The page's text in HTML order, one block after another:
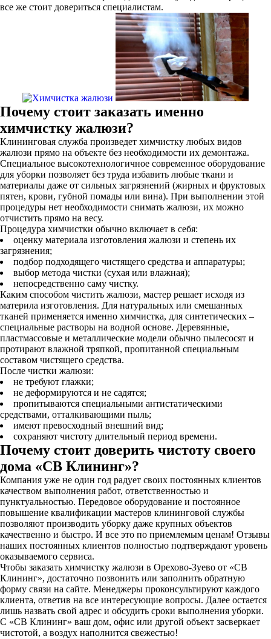
все же стоит довериться специалистам.
Почему стоит заказать именно
химчистку жалюзи?
Клининговая служба произведет химчистку любых видов
жалюзи прямо на объекте без необходимости их демонтажа.
Специальное высокотехнологичное современное оборудование
для уборки позволяет без труда избавить любые ткани и
материалы даже от сильных загрязнений (жирных и фруктовых
пятен, крови, губной помады или вина). При выполнении этой
процедуры нет необходимости снимать жалюзи, их можно
отчистить прямо на весу.
Процедура химчистки обычно включает в себя:
оценку материала изготовления жалюзи и степень их
загрязнения;
подбор подходящего чистящего средства и аппаратуры;
выбор метода чистки (сухая или влажная);
непосредственно саму чистку.
Каким способом чистить жалюзи, мастер решает исходя из
материла изготовления. Для натуральных или смешанных
тканей применяется именно химчистка, для синтетических –
специальные растворы на водной основе. Деревянные,
пластмассовые и металлические модели обычно пылесосят и
протирают влажной тряпкой, пропитанной специальным
составом чистящего средства.
После чистки жалюзи:
не требуют глажки;
не деформируются и не садятся;
пропитываются специальными антистатическими
средствами, отталкивающими пыль;
имеют превосходный внешний вид;
сохраняют чистоту длительный период времени.
Почему стоит доверить чистоту своего
дома «СВ Клининг»?
Компания уже не один год радует своих постоянных клиентов
качеством выполнения работ, ответственностью и
пунктуальностью. Передовое оборудование и постоянное
повышение квалификации мастеров клининговой службы
позволяют производить уборку даже крупных объектов
качественно и быстро. И все это по приемлемым ценам! Отзывы
наших постоянных клиентов полностью подтверждают уровень
оказываемого сервиса.
Чтобы заказать химчистку жалюзи в Орехово-Зуево от «СВ
Клининг», достаточно позвонить или заполнить обратную
форму связи на сайте. Менеджеры проконсультируют каждого
клиента, ответив на все интересующие вопросы. Далее остается
лишь назвать свой адрес и обсудить сроки выполнения уборки.
С «СВ Клининг» ваш дом, офис или другой объект засверкает
чистотой, а воздух наполнится свежестью!